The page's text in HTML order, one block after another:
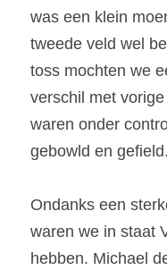
was een klein
tweede veld wel
toss mochten we
verschil met
waren onder
gebowld en gefield.
Ondanks een
waren we in staat
hebben. Michael